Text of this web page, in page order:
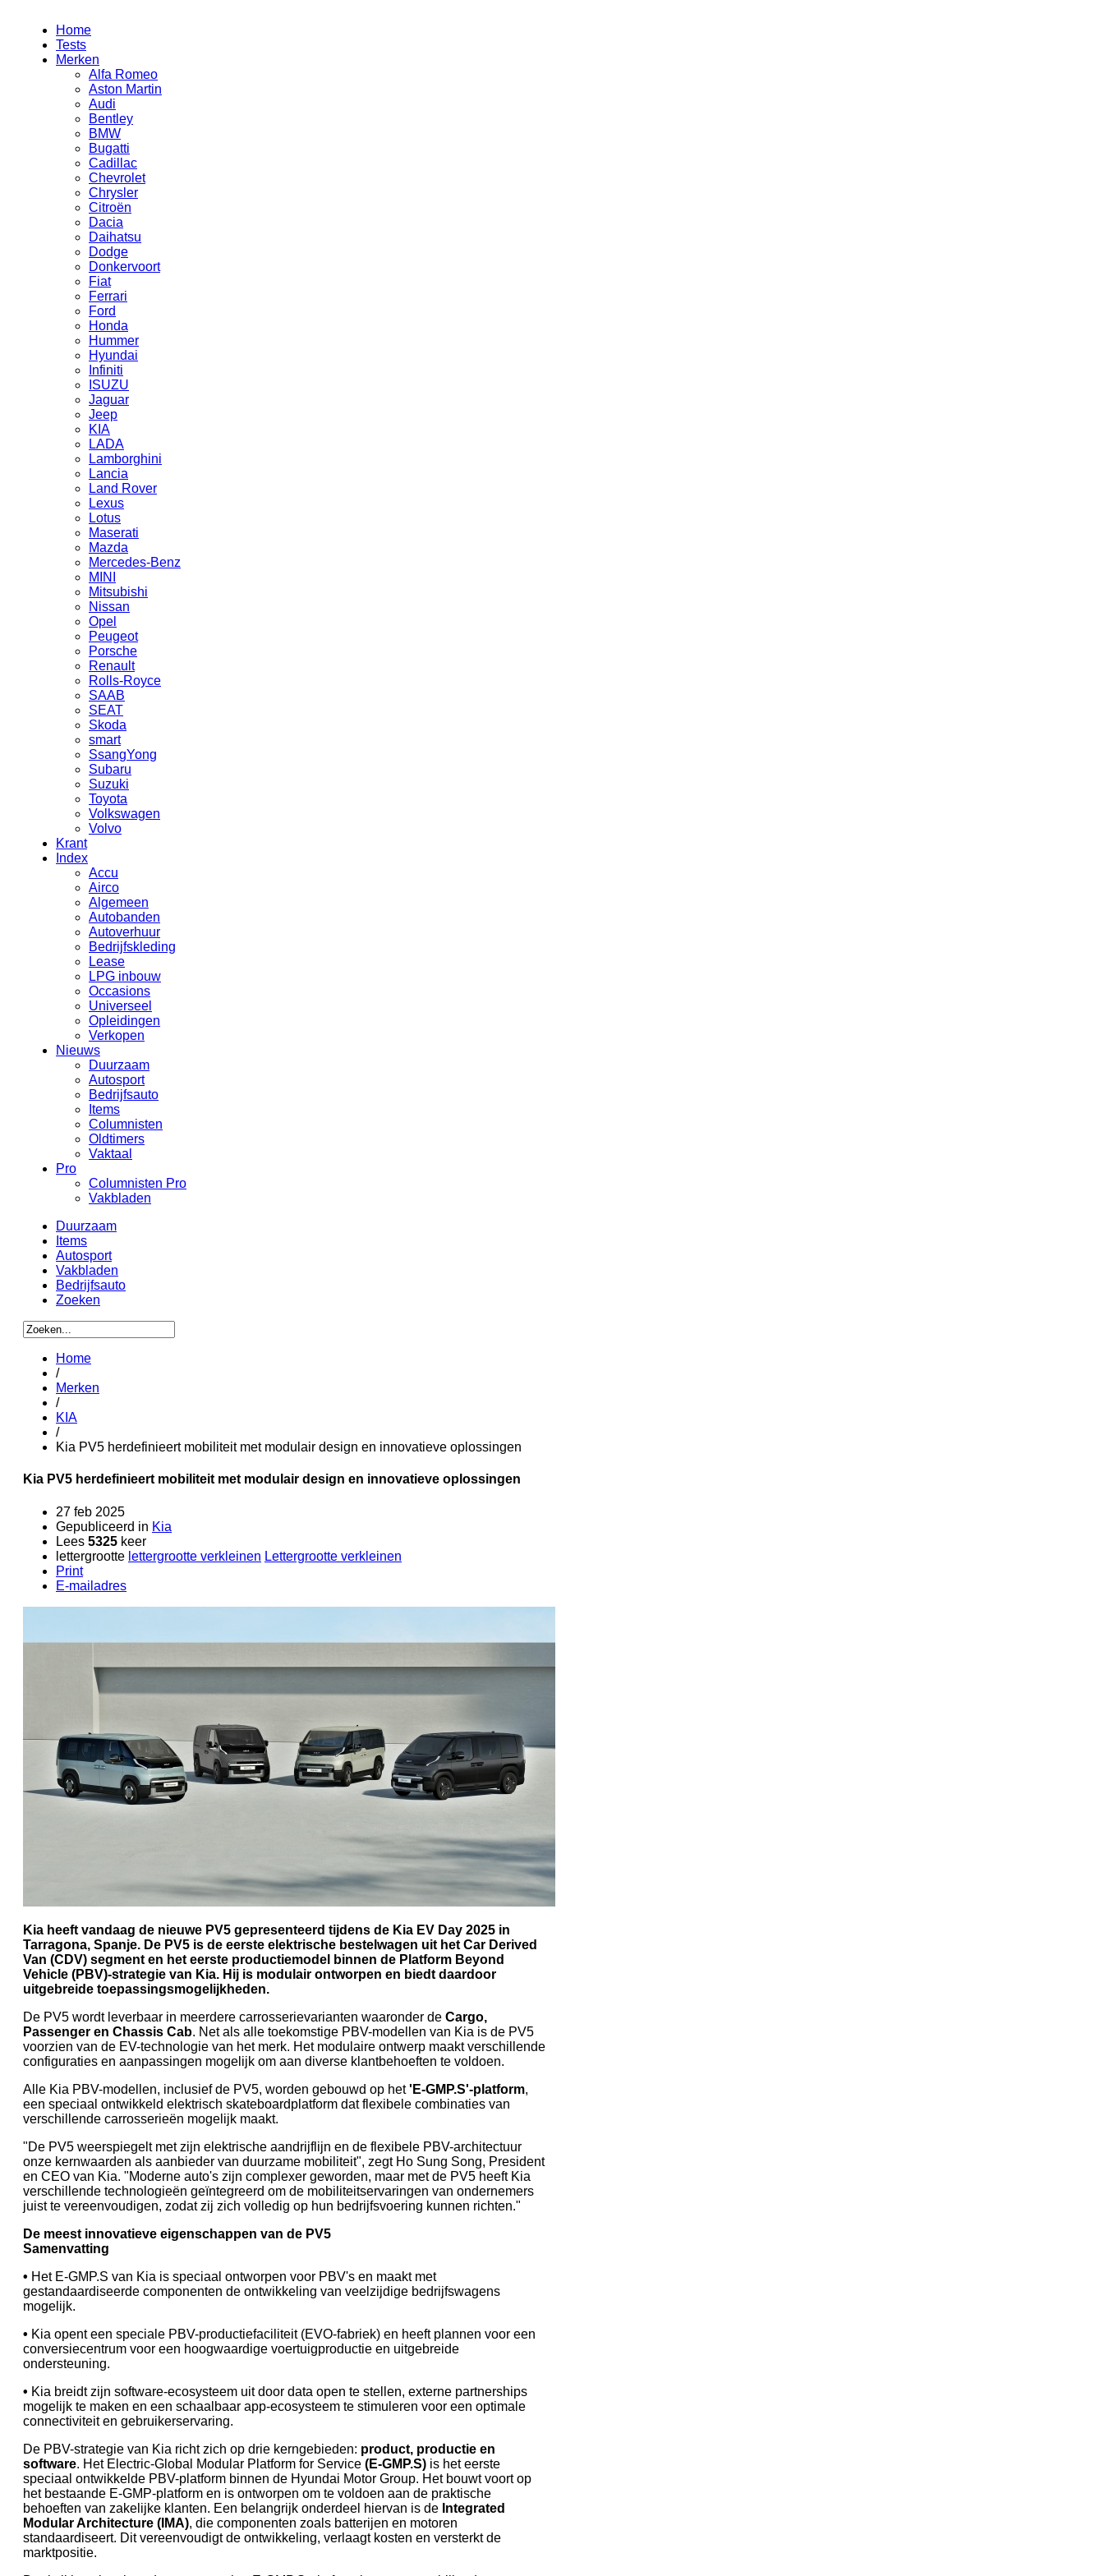
Home
Tests
Merken
Alfa Romeo
Aston Martin
Audi
Bentley
BMW
Bugatti
Cadillac
Chevrolet
Chrysler
Citroën
Dacia
Daihatsu
Dodge
Donkervoort
Fiat
Ferrari
Ford
Honda
Hummer
Hyundai
Infiniti
ISUZU
Jaguar
Jeep
KIA
LADA
Lamborghini
Lancia
Land Rover
Lexus
Lotus
Maserati
Mazda
Mercedes-Benz
MINI
Mitsubishi
Nissan
Opel
Peugeot
Porsche
Renault
Rolls-Royce
SAAB
SEAT
Skoda
smart
SsangYong
Subaru
Suzuki
Toyota
Volkswagen
Volvo
Krant
Index
Accu
Airco
Algemeen
Autobanden
Autoverhuur
Bedrijfskleding
Lease
LPG inbouw
Occasions
Universeel
Opleidingen
Verkopen
Nieuws
Duurzaam
Autosport
Bedrijfsauto
Items
Columnisten
Oldtimers
Vaktaal
Pro
Columnisten Pro
Vakbladen
Duurzaam
Items
Autosport
Vakbladen
Bedrijfsauto
Zoeken
Home
/
Merken
/
KIA
/
Kia PV5 herdefinieert mobiliteit met modulair design en innovatieve oplossingen
Kia PV5 herdefinieert mobiliteit met modulair design en innovatieve oplossingen
27 feb 2025
Gepubliceerd in Kia
Lees 5325 keer
lettergrootte lettergrootte verkleinen Lettergrootte verkleinen
Print
E-mailadres
Kia heeft vandaag de nieuwe PV5 gepresenteerd tijdens de Kia EV Day 2025 in
Tarragona, Spanje. De PV5 is de eerste elektrische bestelwagen uit het Car Derived
Van (CDV) segment en het eerste productiemodel binnen de Platform Beyond
Vehicle (PBV)-strategie van Kia. Hij is modulair ontworpen en biedt daardoor
uitgebreide toepassingsmogelijkheden.
De PV5 wordt leverbaar in meerdere carrosserievarianten waaronder de Cargo,
Passenger en Chassis Cab. Net als alle toekomstige PBV-modellen van Kia is de PV5
voorzien van de EV-technologie van het merk. Het modulaire ontwerp maakt verschillende
configuraties en aanpassingen mogelijk om aan diverse klantbehoeften te voldoen.
Alle Kia PBV-modellen, inclusief de PV5, worden gebouwd op het'E-GMP.S'-platform,
een speciaal ontwikkeld elektrisch skateboardplatform dat flexibele combinaties van
verschillende carrosserieën mogelijk maakt.
"De PV5 weerspiegelt met zijn elektrische aandrijflijn en de flexibele PBV-architectuur
onze kernwaarden als aanbieder van duurzame mobiliteit", zegt Ho Sung Song, President
en CEO van Kia. "Moderne auto's zijn complexer geworden, maar met de PV5 heeft Kia
verschillende technologieën geïntegreerd om de mobiliteitservaringen van ondernemers
juist te vereenvoudigen, zodat zij zich volledig op hun bedrijfsvoering kunnen richten."
De meest innovatieve eigenschappen van de PV5
Samenvatting
• Het E-GMP.S van Kia is speciaal ontworpen voor PBV's en maakt met
gestandaardiseerde componenten de ontwikkeling van veelzijdige bedrijfswagens
mogelijk.
• Kia opent een speciale PBV-productiefaciliteit (EVO-fabriek) en heeft plannen voor een
conversiecentrum voor een hoogwaardige voertuigproductie en uitgebreide
ondersteuning.
• Kia breidt zijn software-ecosysteem uit door data open te stellen, externe partnerships
mogelijk te maken en een schaalbaar app-ecosysteem te stimuleren voor een optimale
connectiviteit en gebruikerservaring.
De PBV-strategie van Kia richt zich op drie kerngebieden: product, productie en
software. Het Electric-Global Modular Platform for Service (E-GMP.S) is het eerste
speciaal ontwikkelde PBV-platform binnen de Hyundai Motor Group. Het bouwt voort op
het bestaande E-GMP-platform en is ontworpen om te voldoen aan de praktische
behoeften van zakelijke klanten. Een belangrijk onderdeel hiervan is de Integrated
Modular Architecture (IMA), die componenten zoals batterijen en motoren
standaardiseert. Dit vereenvoudigt de ontwikkeling, verlaagt kosten en versterkt de
marktpositie.